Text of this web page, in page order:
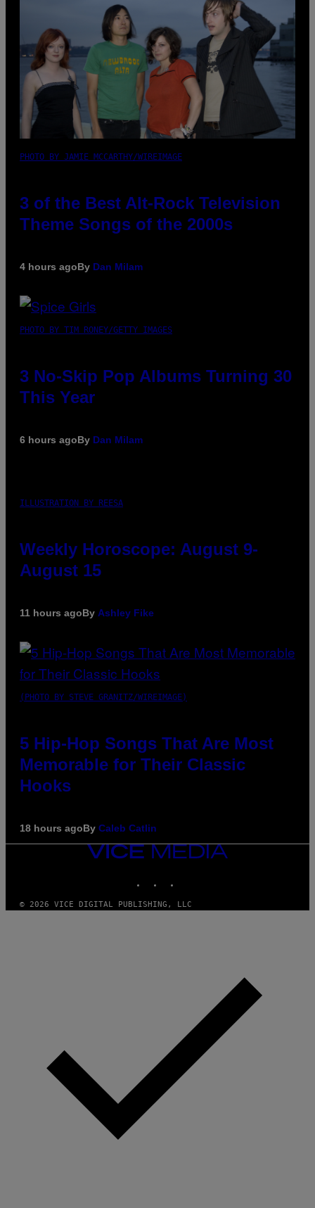
PHOTO BY JAMIE MCCARTHY/WIREIMAGE
3 of the Best Alt-Rock Television
Theme Songs of the 2000s
4 hours agoBy Dan Milam
PHOTO BY TIM RONEY/GETTY IMAGES
3 No-Skip Pop Albums Turning 30
This Year
6 hours agoBy Dan Milam
ILLUSTRATION BY REESA
Weekly Horoscope: August 9-
August 15
11 hours agoBy Ashley Fike
(PHOTO BY STEVE GRANITZ/WIREIMAGE)
5 Hip-Hop Songs That Are Most
Memorable for Their Classic
Hooks
18 hours agoBy Caleb Catlin
VICE
MEDIA
© 2026 VICE DIGITAL PUBLISHING, LLC